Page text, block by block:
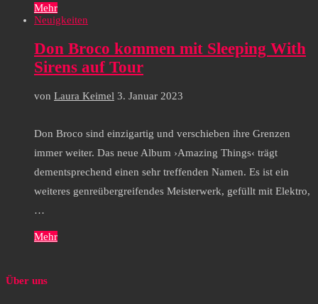
Mehr
Neuigkeiten
Don Broco kommen mit Sleeping With
Sirens auf Tour
von Laura Keimel 3. Januar 2023
Don Broco sind einzigartig und verschieben ihre Grenzen
immer weiter. Das neue Album ›Amazing Things‹ trägt
dementsprechend einen sehr treffenden Namen. Es ist ein
weiteres genreübergreifendes Meisterwerk, gefüllt mit Elektro,
…
Mehr
Über uns